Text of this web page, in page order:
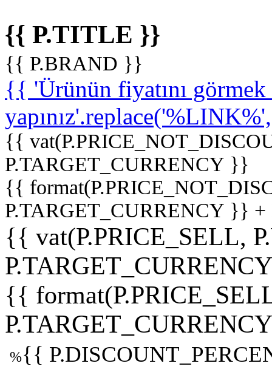
{{ P.TITLE }}
{{ P.BRAND }}
{{ 'Ürünün fiyatını
{{
P.TARGET_CURRENCY }}
{{
P.TARGET_CURRENCY }}
{{ vat(P.PRICE_SELL,
{{
%{{